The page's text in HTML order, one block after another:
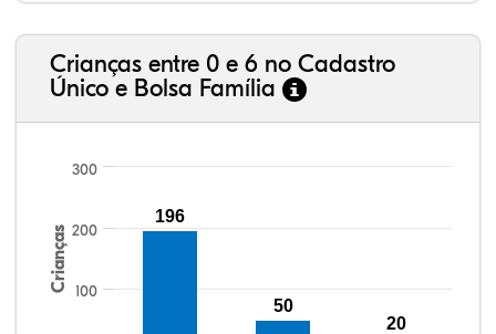
Crianças entre 0 e 6 no Cadastro
Único e Bolsa Família
Crianças 100
200
300
196
50
20